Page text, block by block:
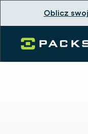
Oblicz